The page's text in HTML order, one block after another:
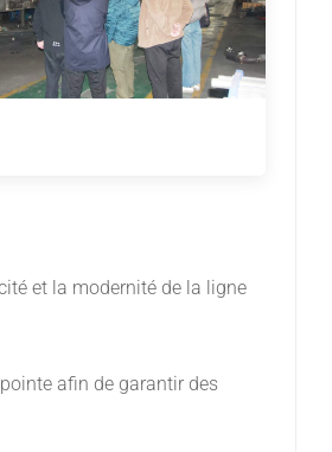
et la modernité de la ligne
afin de garantir des